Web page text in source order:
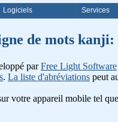
Logiciels Services
de mots
parFree Light Software
. La liste d'abréviations peut
votre appareil mobile tel que